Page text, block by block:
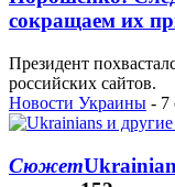
сокращаем их
Президент
российских сайтов.
Новости Украины - 7
Сюжет